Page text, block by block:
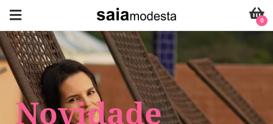
Novidade
0